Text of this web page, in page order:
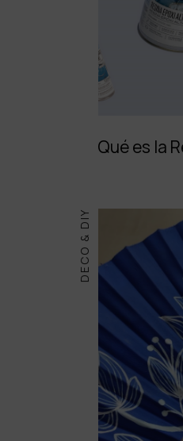
Qué es la
DECO & DIY